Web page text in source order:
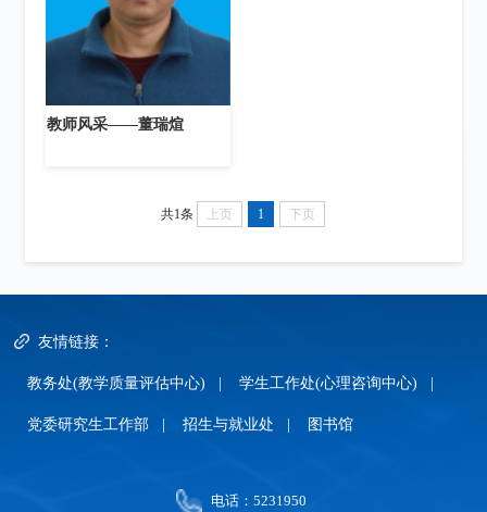
教师风采——​董瑞煊
共1条 上页 1 下页
友情链接：
教务处(教学质量评估中心) | 学生工作处(心理咨询中心) |
党委研究生工作部 | 招生与就业处 | 图书馆
电话：5231950